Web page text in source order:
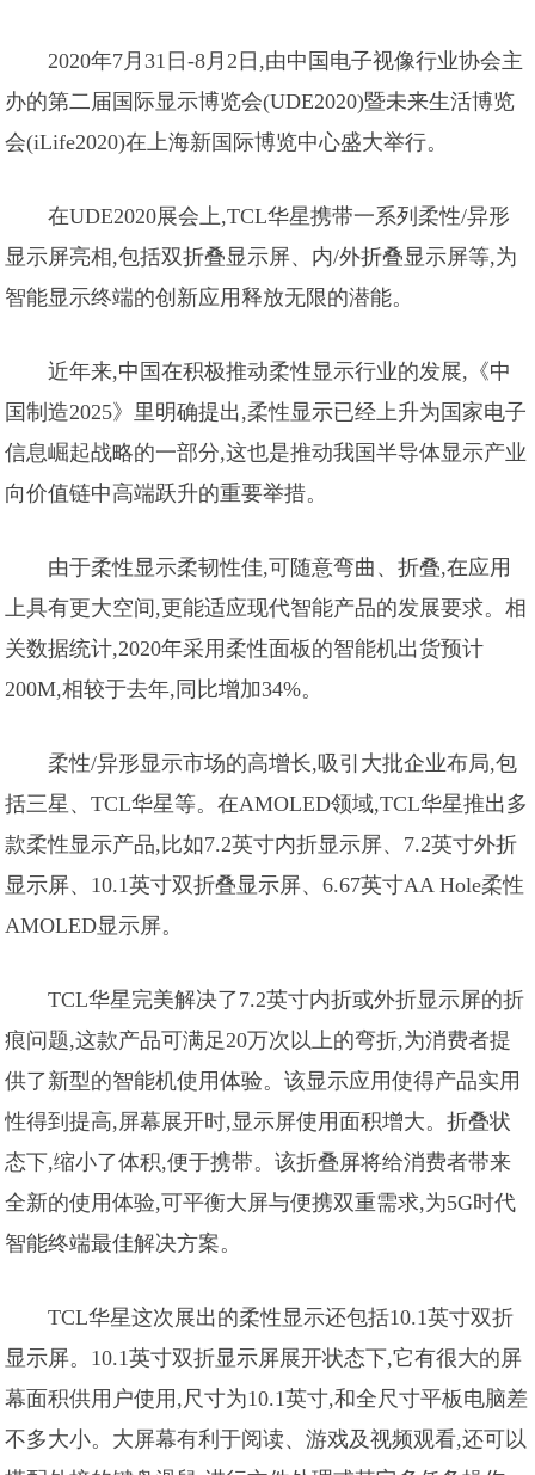
2020年7月31日-8月2日,由中国电子视像行业协会主
办的第二届国际显示博览会(UDE2020)暨未来生活博览
会(iLife2020)在上海新国际博览中心盛大举行。
在UDE2020展会上,TCL华星携带一系列柔性/异形
显示屏亮相,包括双折叠显示屏、内/外折叠显示屏等,为
智能显示终端的创新应用释放无限的潜能。
近年来,中国在积极推动柔性显示行业的发展,《中
国制造2025》里明确提出,柔性显示已经上升为国家电子
信息崛起战略的一部分,这也是推动我国半导体显示产业
向价值链中高端跃升的重要举措。
由于柔性显示柔韧性佳,可随意弯曲、折叠,在应用
上具有更大空间,更能适应现代智能产品的发展要求。相
关数据统计,2020年采用柔性面板的智能机出货预计
200M,相较于去年,同比增加34%。
柔性/异形显示市场的高增长,吸引大批企业布局,包
括三星、TCL华星等。在AMOLED领域,TCL华星推出多
款柔性显示产品,比如7.2英寸内折显示屏、7.2英寸外折
显示屏、10.1英寸双折叠显示屏、6.67英寸AA Hole柔性
AMOLED显示屏。
TCL华星完美解决了7.2英寸内折或外折显示屏的折
痕问题,这款产品可满足20万次以上的弯折,为消费者提
供了新型的智能机使用体验。该显示应用使得产品实用
性得到提高,屏幕展开时,显示屏使用面积增大。折叠状
态下,缩小了体积,便于携带。该折叠屏将给消费者带来
全新的使用体验,可平衡大屏与便携双重需求,为5G时代
智能终端最佳解决方案。
TCL华星这次展出的柔性显示还包括10.1英寸双折
显示屏。10.1英寸双折显示屏展开状态下,它有很大的屏
幕面积供用户使用,尺寸为10.1英寸,和全尺寸平板电脑差
不多大小。大屏幕有利于阅读、游戏及视频观看,还可以